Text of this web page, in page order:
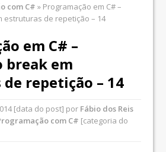
com C# » Programação em C# –
estruturas de repetição – 14
em C# –
break em
repetição – 14
[data do post] por Fábio dos Reis
com C# [categoria do